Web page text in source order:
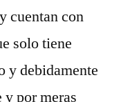
cuentan con
solo tiene
y debidamente
por meras